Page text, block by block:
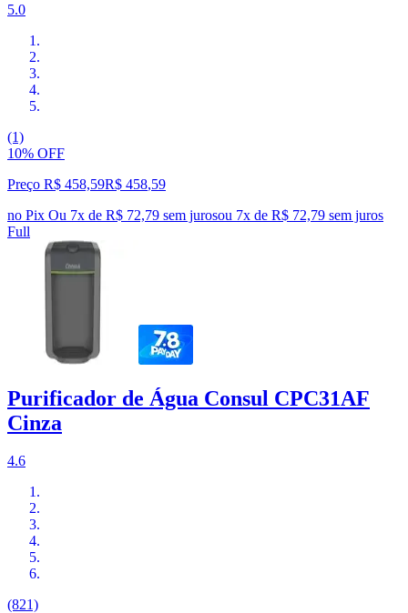
5.0
(1)
10% OFF
Preço R$ 458,59R$ 458,59
no Pix Ou 7x de R$ 72,79 sem jurosou 7x de R$ 72,79 sem juros
Full
Purificador de Água Consul CPC31AF
Cinza
4.6
(821)